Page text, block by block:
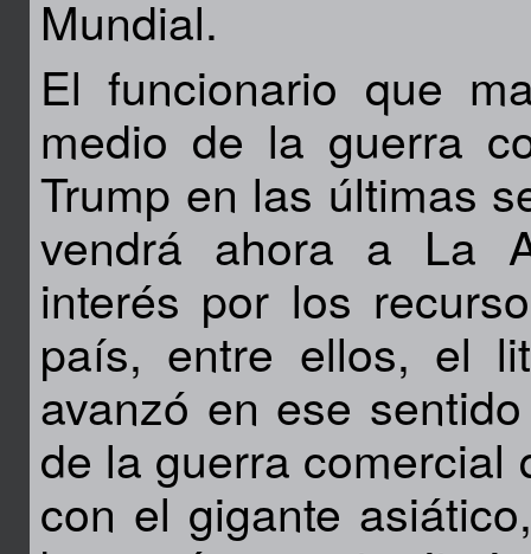
Mundial.
El funcionario que
medio de la guerra
Trump en las últimas
vendrá ahora a La
interés por los
país, entre ellos, el
avanzó en ese
de la guerra comercial
con el gigante